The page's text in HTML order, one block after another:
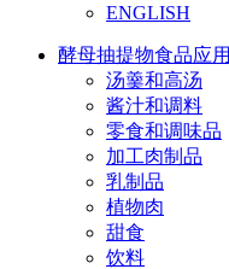
ENGLISH
酵母抽提物食品应用
汤羹和高汤
酱汁和调料
零食和调味品
加工肉制品
乳制品
植物肉
甜食
饮料